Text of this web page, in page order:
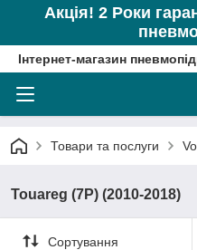
Акція! 2 Роки
Інтернет-магазин
Товари та послуги
Touareg (7P) (2010-2018)
Сортування